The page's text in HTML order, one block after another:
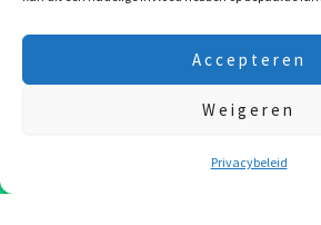
Accepteren
Weigeren
Privacybeleid
verzenddag is 7e Augustus! Fijne
klachtenpagina
Contact
productveiligheidsverklaring
Copyright © 2026 WaxieMaxie